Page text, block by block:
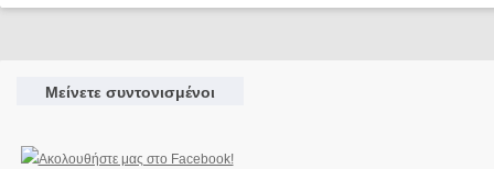
Μείνετε συντονισμένοι